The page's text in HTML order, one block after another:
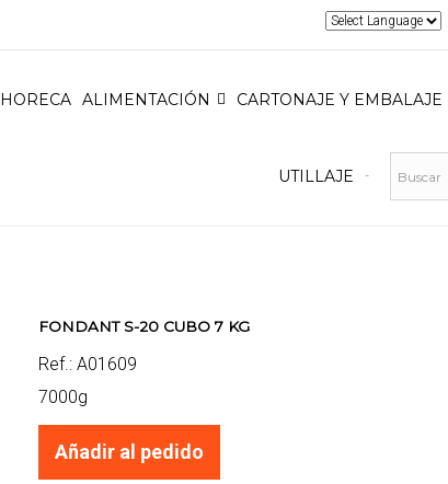
HORECA ALIMENTACIÓN CARTONAJE Y EMBALAJE
UTILLAJE
FONDANT S-20 CUBO 7 KG
Ref.: A01609
7000g
Añadir al pedido